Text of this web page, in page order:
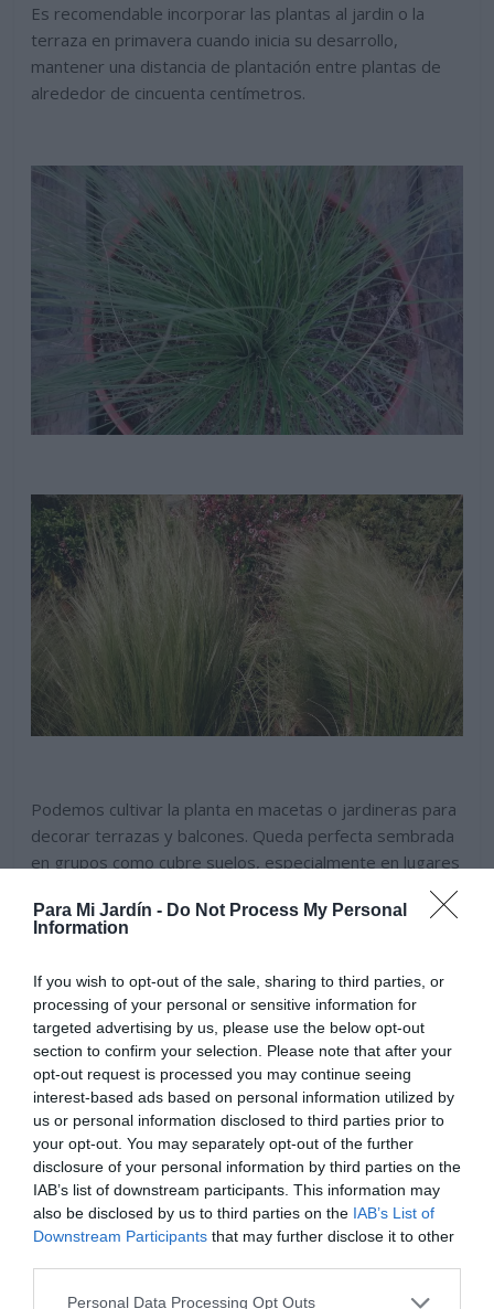
Para Mi Jardín - Do Not Process My Personal
Information
If you wish to opt-out of the sale, sharing to third parties, or
processing of your personal or sensitive information for
targeted advertising by us, please use the below opt-out
section to confirm your selection. Please note that after your
opt-out request is processed you may continue seeing
interest-based ads based on personal information utilized by
us or personal information disclosed to third parties prior to
your opt-out. You may separately opt-out of the further
disclosure of your personal information by third parties on the
IAB’s list of downstream participants. This information may
also be disclosed by us to third parties on the IAB’s List of
Downstream Participants that may further disclose it to other
Personal Data Processing Opt Outs
Es recomendable incorporar las plantas al jardin o la
terraza en primavera cuando inicia su desarrollo,
mantener una distancia de plantación entre plantas de
alrededor de cincuenta centímetros.
Podemos cultivar la planta en macetas o jardineras para
decorar terrazas y balcones. Queda perfecta sembrada
en grupos como cubre suelos, especialmente en lugares
detrás de plantas de menor altura. Forma bonitos
poco de abono granulado de liberación lenta alrededor
de la cama de cultivo a principios de primavera, es mejor
no abonar en verano.